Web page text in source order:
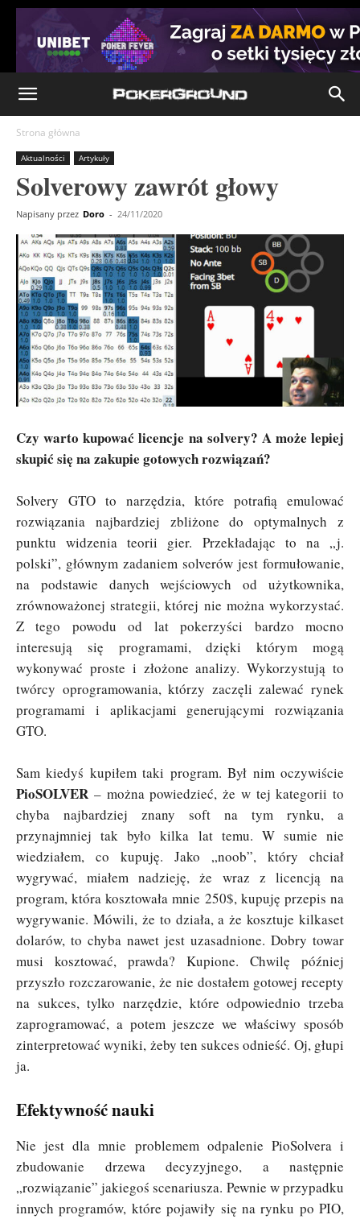
Strona główna
Aktualności Artykuły
Solverowy zawrót głowy
Napisany przez Doro - 24/11/2020
Czy warto kupować licencje na solvery? A może lepiej
skupić się na zakupie gotowych rozwiązań?
Solvery GTO to narzędzia, które potrafią emulować
rozwiązania najbardziej zbliżone do optymalnych z
punktu widzenia teorii gier. Przekładając to na „j.
polski”, głównym zadaniem solverów jest formułowanie,
na podstawie danych wejściowych od użytkownika,
zrównoważonej strategii, której nie można wykorzystać.
Z tego powodu od lat pokerzyści bardzo mocno
interesują się programami, dzięki którym mogą
wykonywać proste i złożone analizy. Wykorzystują to
twórcy oprogramowania, którzy zaczęli zalewać rynek
programami i aplikacjami generującymi rozwiązania
GTO.
Sam kiedyś kupiłem taki program. Był nim oczywiście
PioSOLVER – można powiedzieć, że w tej kategorii to
chyba najbardziej znany soft na tym rynku, a
przynajmniej tak było kilka lat temu. W sumie nie
wiedziałem, co kupuję. Jako „noob”, który chciał
wygrywać, miałem nadzieję, że wraz z licencją na
program, która kosztowała mnie 250$, kupuję przepis na
wygrywanie. Mówili, że to działa, a że kosztuje kilkaset
dolarów, to chyba nawet jest uzasadnione. Dobry towar
musi kosztować, prawda? Kupione. Chwilę później
przyszło rozczarowanie, że nie dostałem gotowej recepty
na sukces, tylko narzędzie, które odpowiednio trzeba
zaprogramować, a potem jeszcze we właściwy sposób
zinterpretować wyniki, żeby ten sukces odnieść. Oj, głupi
ja.
Efektywność nauki
Nie jest dla mnie problemem odpalenie PioSolvera i
zbudowanie drzewa decyzyjnego, a następnie
„rozwiązanie” jakiegoś scenariusza. Pewnie w przypadku
innych programów, które pojawiły się na rynku po PIO,